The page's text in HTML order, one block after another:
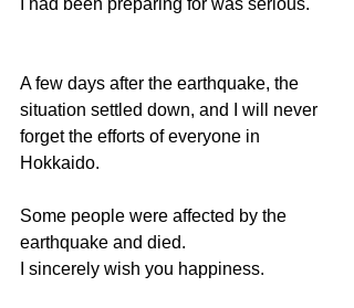
I had been preparing for was serious.
A few days after the earthquake, the
situation settled down, and I will never
forget the efforts of everyone in
Hokkaido.
Some people were affected by the
earthquake and died.
I sincerely wish you happiness.